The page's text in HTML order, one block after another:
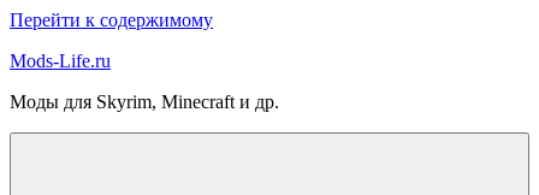
Перейти к содержимому
Mods-Life.ru
Моды для Skyrim, Minecraft и др.